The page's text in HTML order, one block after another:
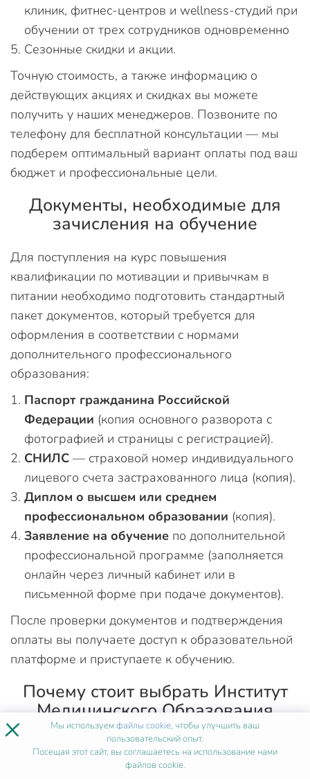
клиник, фитнес-центров и wellness-студий при
обучении от трех сотрудников одновременно
Сезонные скидки и акции.
Точную стоимость, а также информацию о
действующих акциях и скидках вы можете
получить у наших менеджеров. Позвоните по
телефону для бесплатной консультации — мы
подберем оптимальный вариант оплаты под ваш
бюджет и профессиональные цели.
Документы, необходимые для
зачисления на обучение
Для поступления на курс повышения
квалификации по мотивации и привычкам в
питании необходимо подготовить стандартный
пакет документов, который требуется для
оформления в соответствии с нормами
дополнительного профессионального
образования:
Паспорт гражданина Российской
Федерации (копия основного разворота с
фотографией и страницы с регистрацией).
СНИЛС — страховой номер индивидуального
лицевого счета застрахованного лица (копия).
Диплом о высшем или среднем
профессиональном образовании (копия).
Заявление на обучение по дополнительной
профессиональной программе (заполняется
онлайн через личный кабинет или в
письменной форме при подаче документов).
После проверки документов и подтверждения
оплаты вы получаете доступ к образовательной
платформе и приступаете к обучению.
Почему стоит выбрать Институт
Медицинского Образования
Институт Медицинского Образования — один из
лидеров рынка дистанционного образования в
× Мы используемфайлы cookie, чтобы улучшить ваш
пользовательский опыт.
Посещая этот сайт, вы соглашаетесь на использование нами
файлов cookie.